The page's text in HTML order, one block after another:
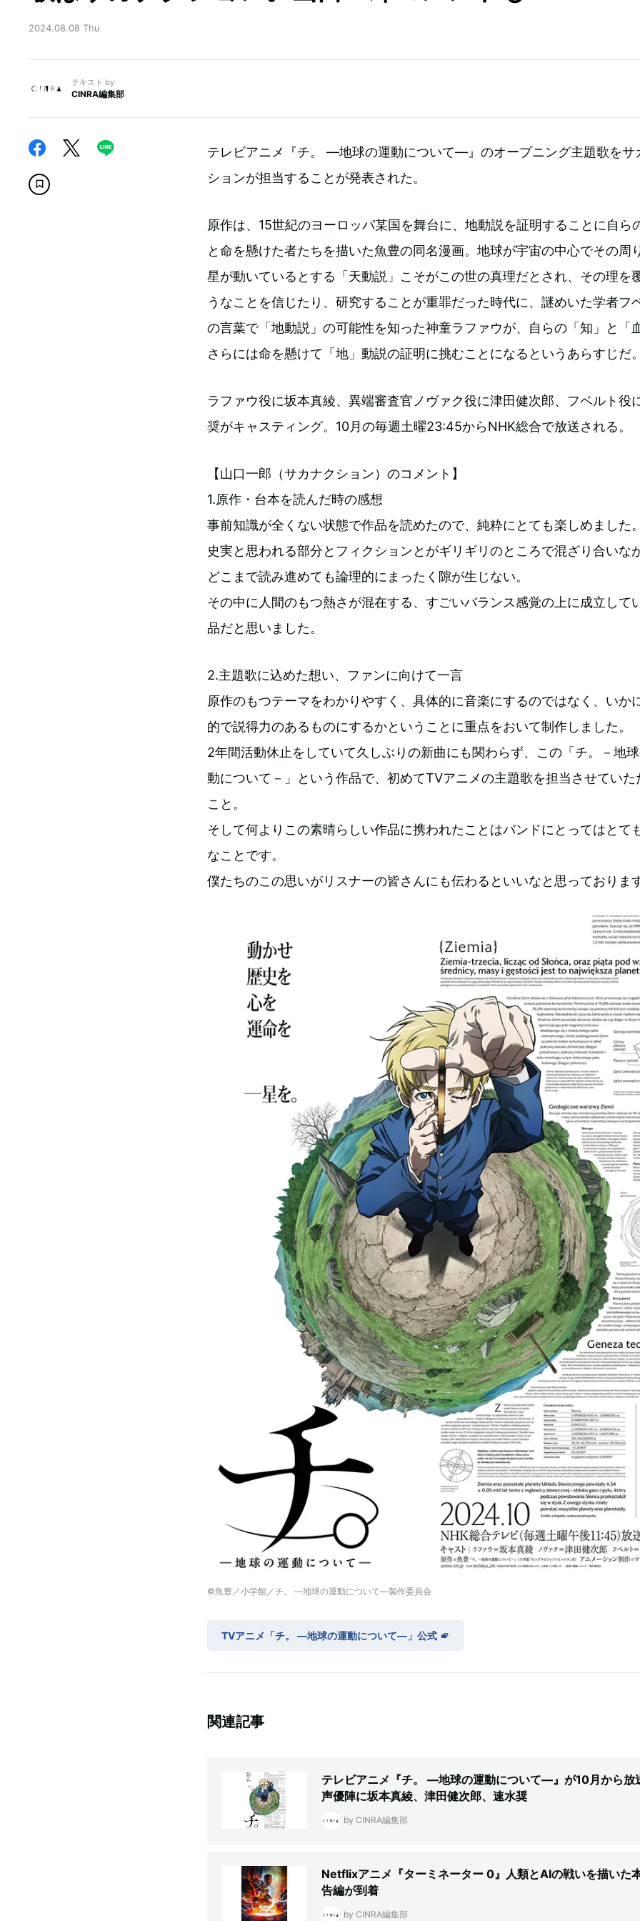
2024.08.08 Thu
テキスト by
CINRA編集部
テレビアニメ『チ。 ―地球の運動について―』のオープニング主題歌をサ
ションが担当することが発表された。
原作は、15世紀のヨーロッパ某国を舞台に、地動説を証明することに自ら
と命を懸けた者たちを描いた魚豊の同名漫画。地球が宇宙の中心でその周
星が動いているとする「天動説」こそがこの世の真理だとされ、その理を
うなことを信じたり、研究することが重罪だった時代に、謎めいた学者フ
の言葉で「地動説」の可能性を知った神童ラファウが、自らの「知」と「
さらには命を懸けて「地」動説の証明に挑むことになるというあらすじだ。
ラファウ役に坂本真綾、異端審査官ノヴァク役に津田健次郎、フベルト役
奨がキャスティング。10月の毎週土曜23:45からNHK総合で放送される。
【山口一郎（サカナクション）のコメント】
1.原作・台本を読んだ時の感想
事前知識が全くない状態で作品を読めたので、純粋にとても楽しめました。
史実と思われる部分とフィクションとがギリギリのところで混ざり合いな
どこまで読み進めても論理的にまったく隙が生じない。
その中に人間のもつ熱さが混在する、すごいバランス感覚の上に成立して
品だと思いました。
2.主題歌に込めた想い、ファンに向けて一言
原作のもつテーマをわかりやすく、具体的に音楽にするのではなく、いか
的で説得力のあるものにするかということに重点をおいて制作しました。
2年間活動休止をしていて久しぶりの新曲にも関わらず、この「チ。－地
動について－」という作品で、初めてTVアニメの主題歌を担当させていた
こと。
そして何よりこの素晴らしい作品に携われたことはバンドにとってはとて
なことです。
僕たちのこの思いがリスナーの皆さんにも伝わるといいなと思っております
©魚豊／小学館／チ。 ―地球の運動について—製作委員会
TVアニメ「チ。 ―地球の運動について―」公式
関連記事
テレビアニメ『チ。 ―地球の運動について―』が10月から放
声優陣に坂本真綾、津田健次郎、速水奨
by CINRA編集部
Netflixアニメ『ターミネーター 0』人類とAIの戦いを描いた
告編が到着
by CINRA編集部